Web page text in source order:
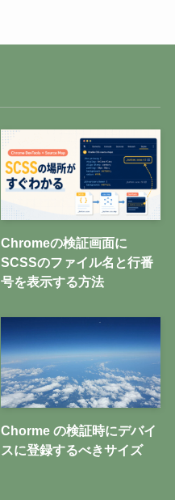
Chromeの検証画面に
SCSSのファイル名と行番
号を表示する方法
Chorme の検証時にデバイ
スに登録するべきサイズ